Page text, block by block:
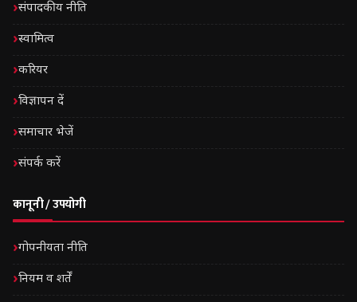
संपादकीय नीति
स्वामित्व
करियर
विज्ञापन दें
समाचार भेजें
संपर्क करें
कानूनी / उपयोगी
गोपनीयता नीति
नियम व शर्तें